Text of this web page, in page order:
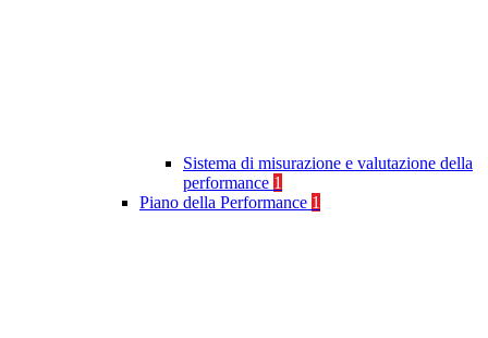
Sistema di misurazione e valutazione della
performance 1
Piano della Performance 1